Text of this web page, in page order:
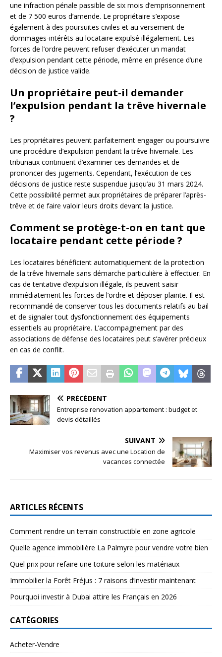
une infraction pénale passible de six mois d’emprisonnement
et de 7 500 euros d’amende. Le propriétaire s’expose
également à des poursuites civiles et au versement de
dommages-intérêts au locataire expulsé illégalement. Les
forces de l’ordre peuvent refuser d’exécuter un mandat
d’expulsion pendant cette période, même en présence d’une
décision de justice valide.
Un propriétaire peut-il demander
l’expulsion pendant la trêve hivernale
?
Les propriétaires peuvent parfaitement engager ou poursuivre
une procédure d’expulsion pendant la trêve hivernale. Les
tribunaux continuent d’examiner ces demandes et de
prononcer des jugements. Cependant, l’exécution de ces
décisions de justice reste suspendue jusqu’au 31 mars 2024.
Cette possibilité permet aux propriétaires de préparer l’après-
trêve et de faire valoir leurs droits devant la justice.
Comment se protège-t-on en tant que
locataire pendant cette période ?
Les locataires bénéficient automatiquement de la protection
de la trêve hivernale sans démarche particulière à effectuer. En
cas de tentative d’expulsion illégale, ils peuvent saisir
immédiatement les forces de l’ordre et déposer plainte. Il est
recommandé de conserver tous les documents relatifs au bail
et de signaler tout dysfonctionnement des équipements
essentiels au propriétaire. L’accompagnement par des
associations de défense des locataires peut s’avérer précieux
en cas de conflit.
PRÉCÉDENT
Entreprise renovation appartement : budget et
devis détaillés
SUIVANT
Maximiser vos revenus avec une Location de
vacances connectée
ARTICLES RÉCENTS
Comment rendre un terrain constructible en zone agricole
Quelle agence immobilière La Palmyre pour vendre votre bien
Quel prix pour refaire une toiture selon les matériaux
Immobilier la Forêt Fréjus : 7 raisons d’investir maintenant
Pourquoi investir à Dubai attire les Français en 2026
CATÉGORIES
Acheter-Vendre